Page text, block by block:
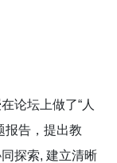
论坛上做了“人
报告，提出教
探索, 建立清晰